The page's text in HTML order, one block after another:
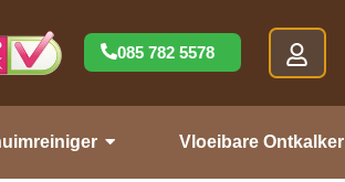
085 782 5578
Vloeibare Ontkalker